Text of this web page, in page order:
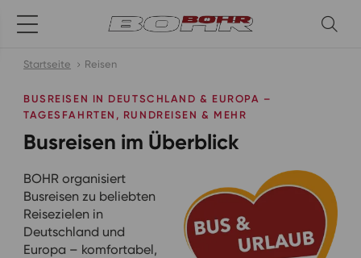
Startseite Reisen
Busreisen im Überblick
BUSREISEN IN DEUTSCHLAND & EUROPA –
TAGESFAHRTEN, RUNDREISEN & MEHR
BOHR organisiert
Busreisen zu beliebten
Reisezielen in
Deutschland und
Europa – komfortabel,